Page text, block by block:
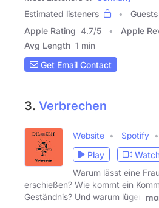
Estimated listeners
Guests
Apple Rating 4.7/5 Apple
Avg Length 1 min
Get Email Contact
3. Verbrechen
Website Spotify
Play
Warum lässt eine
erschießen? Wie kommt ein
Geständnis? Und warum lügen